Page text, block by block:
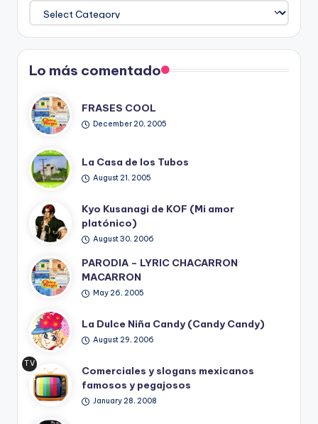
Temas
del
Blog
Lo más comentado
FRASES COOL
December 20, 2005
La Casa de los Tubos
August 21, 2005
Kyo Kusanagi de KOF (Mi amor
platónico)
August 30, 2006
PARODIA – LYRIC CHACARRON
MACARRON
May 26, 2005
La Dulce Niña Candy (Candy Candy)
August 29, 2006
TV
Ret
ro
Comerciales y slogans mexicanos
famosos y pegajosos
January 28, 2008